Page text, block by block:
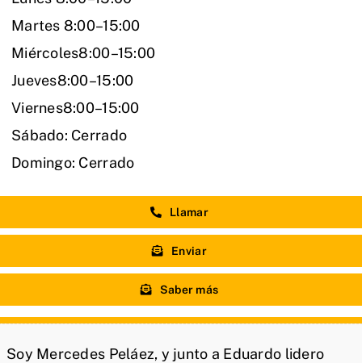
Soy Mercedes Peláez, y junto a Eduardo lidero
Martes 8:00–15:00
Miércoles8:00–15:00
Jueves8:00–15:00
Viernes8:00–15:00
Sábado: Cerrado
Domingo: Cerrado
Llamar
Enviar
Saber más